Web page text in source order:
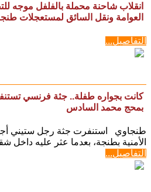
انقلاب شاحنة محملة بالفلفل موجه
العوامة ونقل السائق لمستعجلات
التفاصيل...
كانت بجواره طفلة.. جثة فرنسي
بمحج محمد السادس
طنجاوي استنفرت جثة رجل ستيني
الأمنية بطنجة، بعدما عثر عليه داخل
التفاصيل...